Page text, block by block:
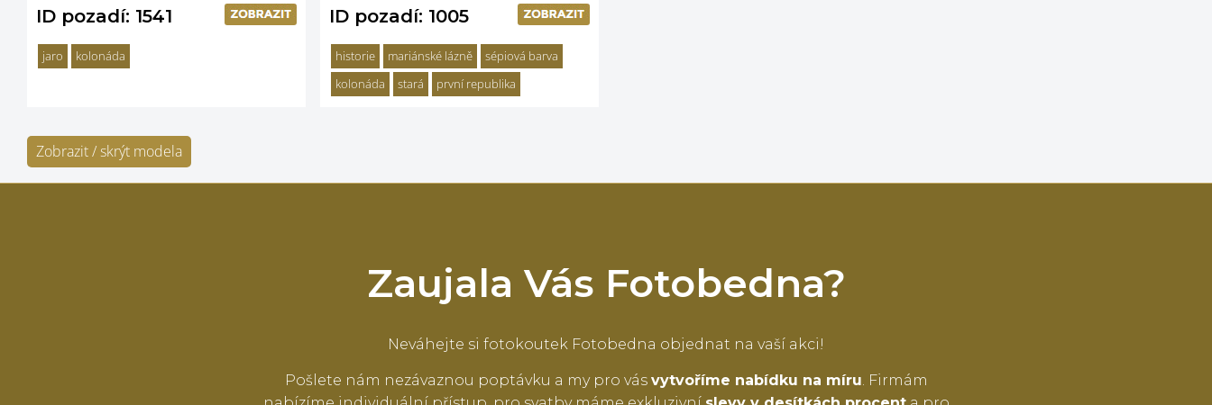
ID pozadí: 1541
jaro kolonáda
ID pozadí: 1005
historie mariánské lázně
sépiová barva
kolonáda
stará první republika
Zobrazit / skrýt modela
Zaujala Vás Fotobedna?
Neváhejte si fotokoutek Fotobedna objednat na vaší akci!
Pošlete nám nezávaznou poptávku a my pro vás vytvoříme nabídku na míru. Firmám